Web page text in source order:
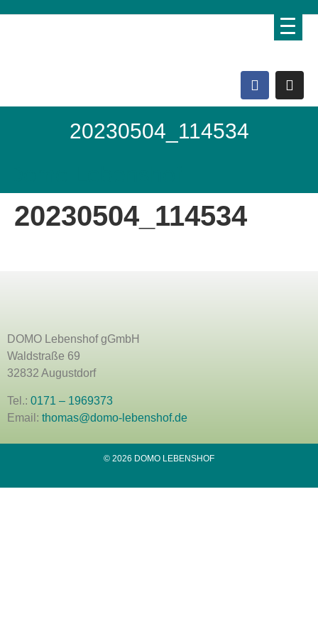
20230504_114534
20230504_114534
DOMO Lebenshof gGmbH
Waldstraße 69
32832 Augustdorf
Tel.: 0171 – 1969373
Email: thomas@domo-lebenshof.de
© 2026 DOMO LEBENSHOF